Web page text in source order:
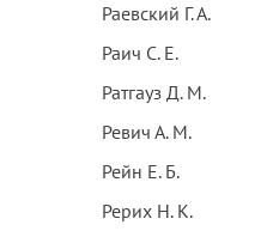
Раевский Г. А.
Раич С. Е.
Ратгауз Д. М.
Ревич А. М.
Рейн Е. Б.
Рерих Н. К.